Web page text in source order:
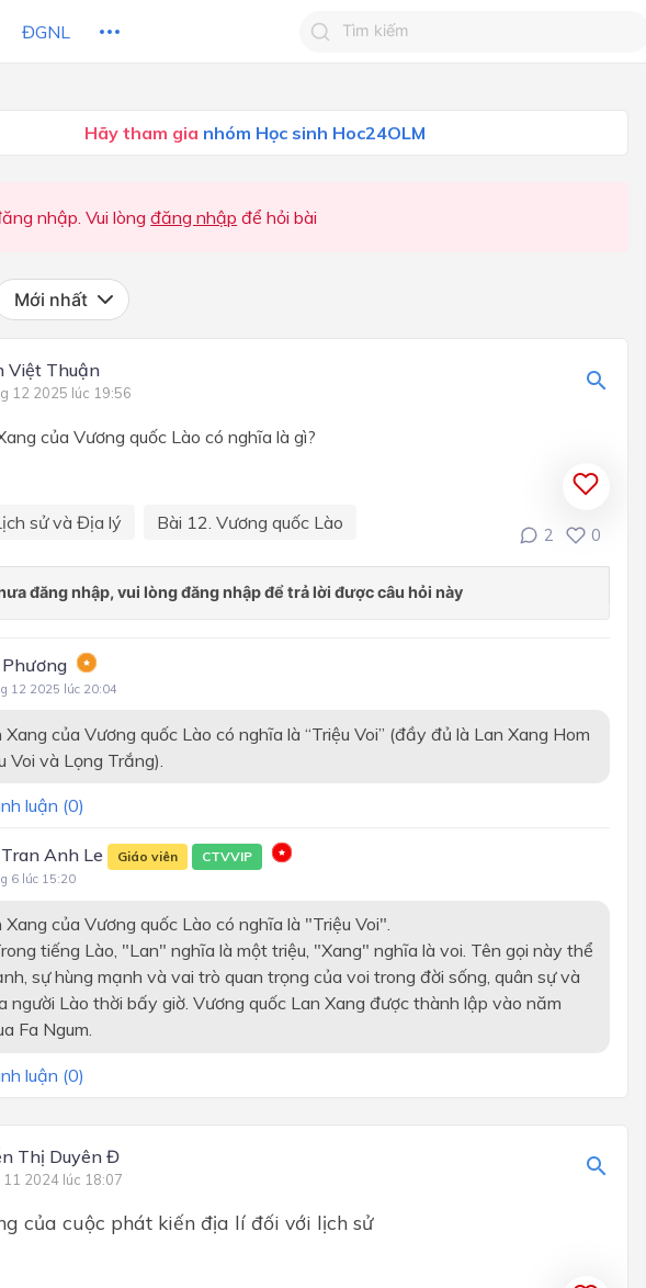
ĐGNL
Tìm kiếm câu trả lời cho câu hỏi của
PHẦN LỊCH SỬ
Chương 2. Trung Quốc từ thế kỉ
thời trung đại
giữa thế kỉ XIX
Chương 3. Ấn Độ từ thế kỉ IV đến
giữa thế kỉ XIX
sau thế kỉ X đến nửa đầu thế kỉ
XVI
Chương 4. Đất nước dưới thời các
vương triều Ngô – Đinh – Tiền Lê
Chương 5. Đại Việt thời Lý – Trần
– Hồ (1009 – 1407)
BÀI
Hãy tham gia nhóm Học sinh Hoc24OLM
nhập. Vui lòngđăng nhập để hỏi bài
Mới nhất
Việt Thuận
12 2025 lúc 19:56
của Vương quốc Lào có nghĩa là gì?
sử và Địa lý Bài 12. Vương quốc Lào
2 0
12 2025 lúc 20:04
Xang của Vương quốc Lào có nghĩa là “Triệu Voi” (đầy đủ là Lan Xang Hom
Voi và Lọng Trắng).
luận (0)
Anh Le Giáo viên CTVVIP
6 lúc 15:20
Xang của Vương quốc Lào có nghĩa là "Triệu Voi".
tiếng Lào, "Lan" nghĩa là một triệu, "Xang" nghĩa là voi. Tên gọi này thể
sự hùng mạnh và vai trò quan trọng của voi trong đời sống, quân sự và
người Lào thời bấy giờ. Vương quốc Lan Xang được thành lập vào năm
Fa Ngum.
luận (0)
Thị Duyên Đ
11 2024 lúc 18:07
của cuộc phát kiến địa lí đối với lịch sử